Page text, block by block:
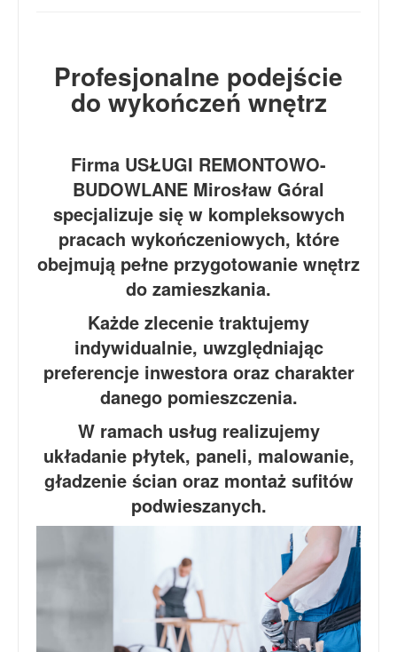
Profesjonalne podejście
do wykończeń wnętrz
Firma USŁUGI REMONTOWO-
BUDOWLANE Mirosław Góral
specjalizuje się w kompleksowych
pracach wykończeniowych, które
obejmują pełne przygotowanie wnętrz
do zamieszkania.
Każde zlecenie traktujemy
indywidualnie, uwzględniając
preferencje inwestora oraz charakter
danego pomieszczenia.
W ramach usług realizujemy
układanie płytek, paneli, malowanie,
gładzenie ścian oraz montaż sufitów
podwieszanych.